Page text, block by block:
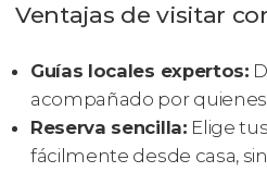
Ventajas de visitar
Guías locales expertos:
acompañado por
Reserva sencilla: Elige
fácilmente desde casa,